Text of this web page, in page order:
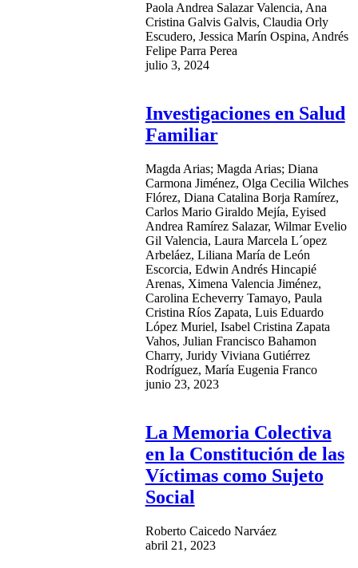
Paola Andrea Salazar Valencia, Ana
Cristina Galvis Galvis, Claudia Orly
Escudero, Jessica Marín Ospina, Andrés
Felipe Parra Perea
julio 3, 2024
Investigaciones en Salud
Familiar
Magda Arias; Magda Arias; Diana
Carmona Jiménez, Olga Cecilia Wilches
Flórez, Diana Catalina Borja Ramírez,
Carlos Mario Giraldo Mejía, Eyised
Andrea Ramírez Salazar, Wilmar Evelio
Gil Valencia, Laura Marcela L´opez
Arbeláez, Liliana María de León
Escorcia, Edwin Andrés Hincapié
Arenas, Ximena Valencia Jiménez,
Carolina Echeverry Tamayo, Paula
Cristina Ríos Zapata, Luis Eduardo
López Muriel, Isabel Cristina Zapata
Vahos, Julian Francisco Bahamon
Charry, Juridy Viviana Gutiérrez
Rodríguez, María Eugenia Franco
junio 23, 2023
La Memoria Colectiva
en la Constitución de las
Víctimas como Sujeto
Social
Roberto Caicedo Narváez
abril 21, 2023